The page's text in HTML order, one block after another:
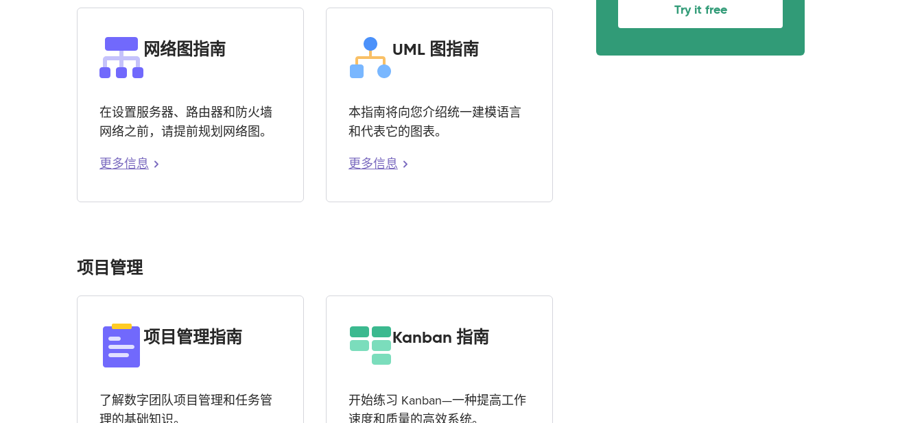
网络图指南
在设置服务器、路由器和防火墙
网络之前，请提前规划网络图。
更多信息
UML 图指南
本指南将向您介绍统一建模语言
和代表它的图表。
更多信息
项目管理
项目管理指南
了解数字团队项目管理和任务管
理的基础知识。
Kanban 指南
开始练习 Kanban—一种提高工作
速度和质量的高效系统。
Try it free